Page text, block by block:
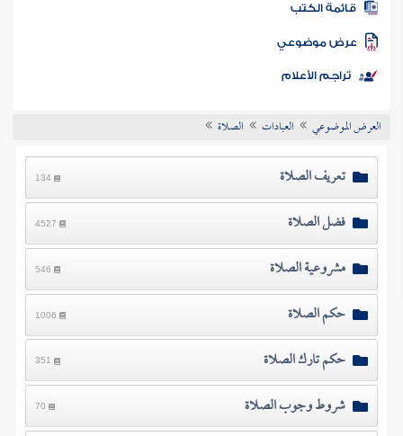
المكتبة
الكتب
موضوعي
تراجم الأعلام
العرض الموضوعي العبادات الصلاة
تعريف الصلاة 134
فضل الصلاة 4527
مشروعية الصلاة 546
حكم الصلاة 1006
حكم تارك الصلاة 351
شروط وجوب الصلاة 70